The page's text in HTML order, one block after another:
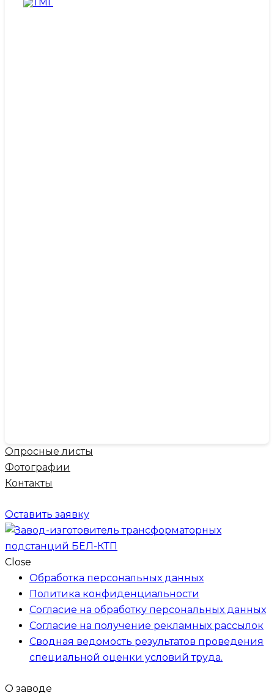
Опросные листы
Фотографии
Контакты
Оставить заявку
Close
Обработка персональных данных
Политика конфиденциальности
Согласие на обработку персональных данных
Согласие на получение рекламных рассылок
Сводная ведомость результатов проведения
специальной оценки условий труда.
О заводе